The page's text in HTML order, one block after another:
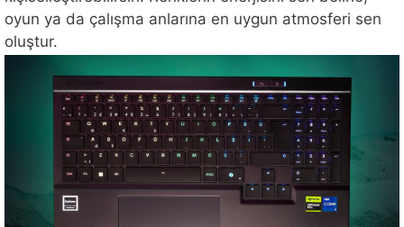
oyun ya da çalışma anlarına en uygun atmosferi sen
oluştur.